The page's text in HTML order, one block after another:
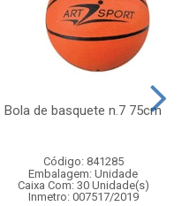
Bola de basquete n.7 75cm
Código: 841285
Embalagem: Unidade
Caixa Com: 30 Unidade(s)
Inmetro: 007517/2019